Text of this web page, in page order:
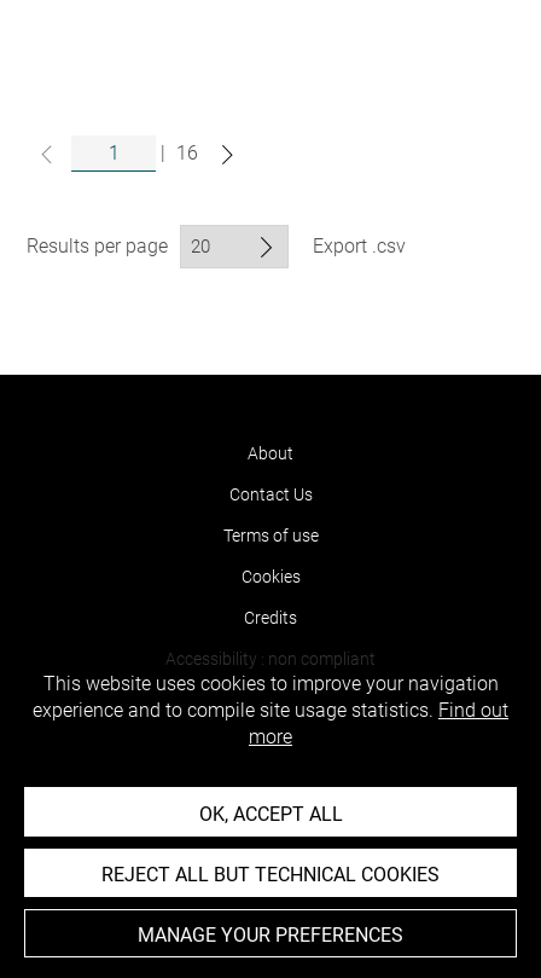
16
Results per page Export .csv
About
Contact Us
Terms of use
Cookies
Credits
Accessibility : non compliant
This website uses cookies to improve your navigation
experience and to compile site usage statistics. Find out
more
OK, ACCEPT ALL
REJECT ALL BUT TECHNICAL COOKIES
MANAGE YOUR PREFERENCES